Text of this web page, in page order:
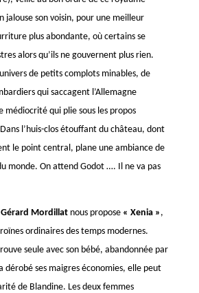
jalouse son voisin, pour une meilleur
plus abondante, où certains se
alors qu’ils ne gouvernent plus rien.
de petits complots minables, de
qui saccagent l’Allemagne
qui plie sous les propos
l’huis-clos étouffant du château, dont
le point central, plane une ambiance de
monde. On attend Godot …. Il ne va pas
Gérard Mordillatnous propose « Xenia » ,
ordinaires des temps modernes.
seule avec son bébé, abandonnée par
dérobé ses maigres économies, elle peut
de Blandine. Les deux femmes